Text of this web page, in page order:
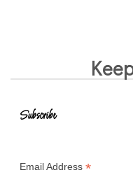
Subscribe
Email Address *